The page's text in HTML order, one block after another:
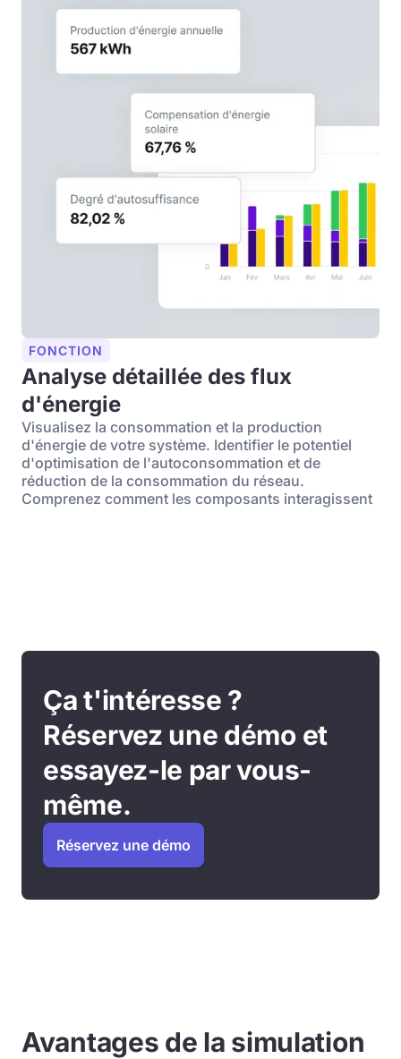
FONCTION
Analyse détaillée des flux
d'énergie
Visualisez la consommation et la production
d'énergie de votre système. Identifier le potentiel
d'optimisation de l'autoconsommation et de
réduction de la consommation du réseau.
Comprenez comment les composants interagissent
Ça t'intéresse ?
Réservez une démo et
essayez-le par vous-
même.
Réservez une démo
Avantages de la simulation